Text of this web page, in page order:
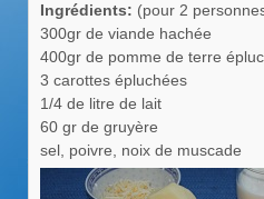
Ingrédients: (pour 2
300gr de viande hachée
400gr de pomme de terre
3 carottes épluchées
1/4 de litre de lait
60 gr de gruyère
sel, poivre, noix de muscade